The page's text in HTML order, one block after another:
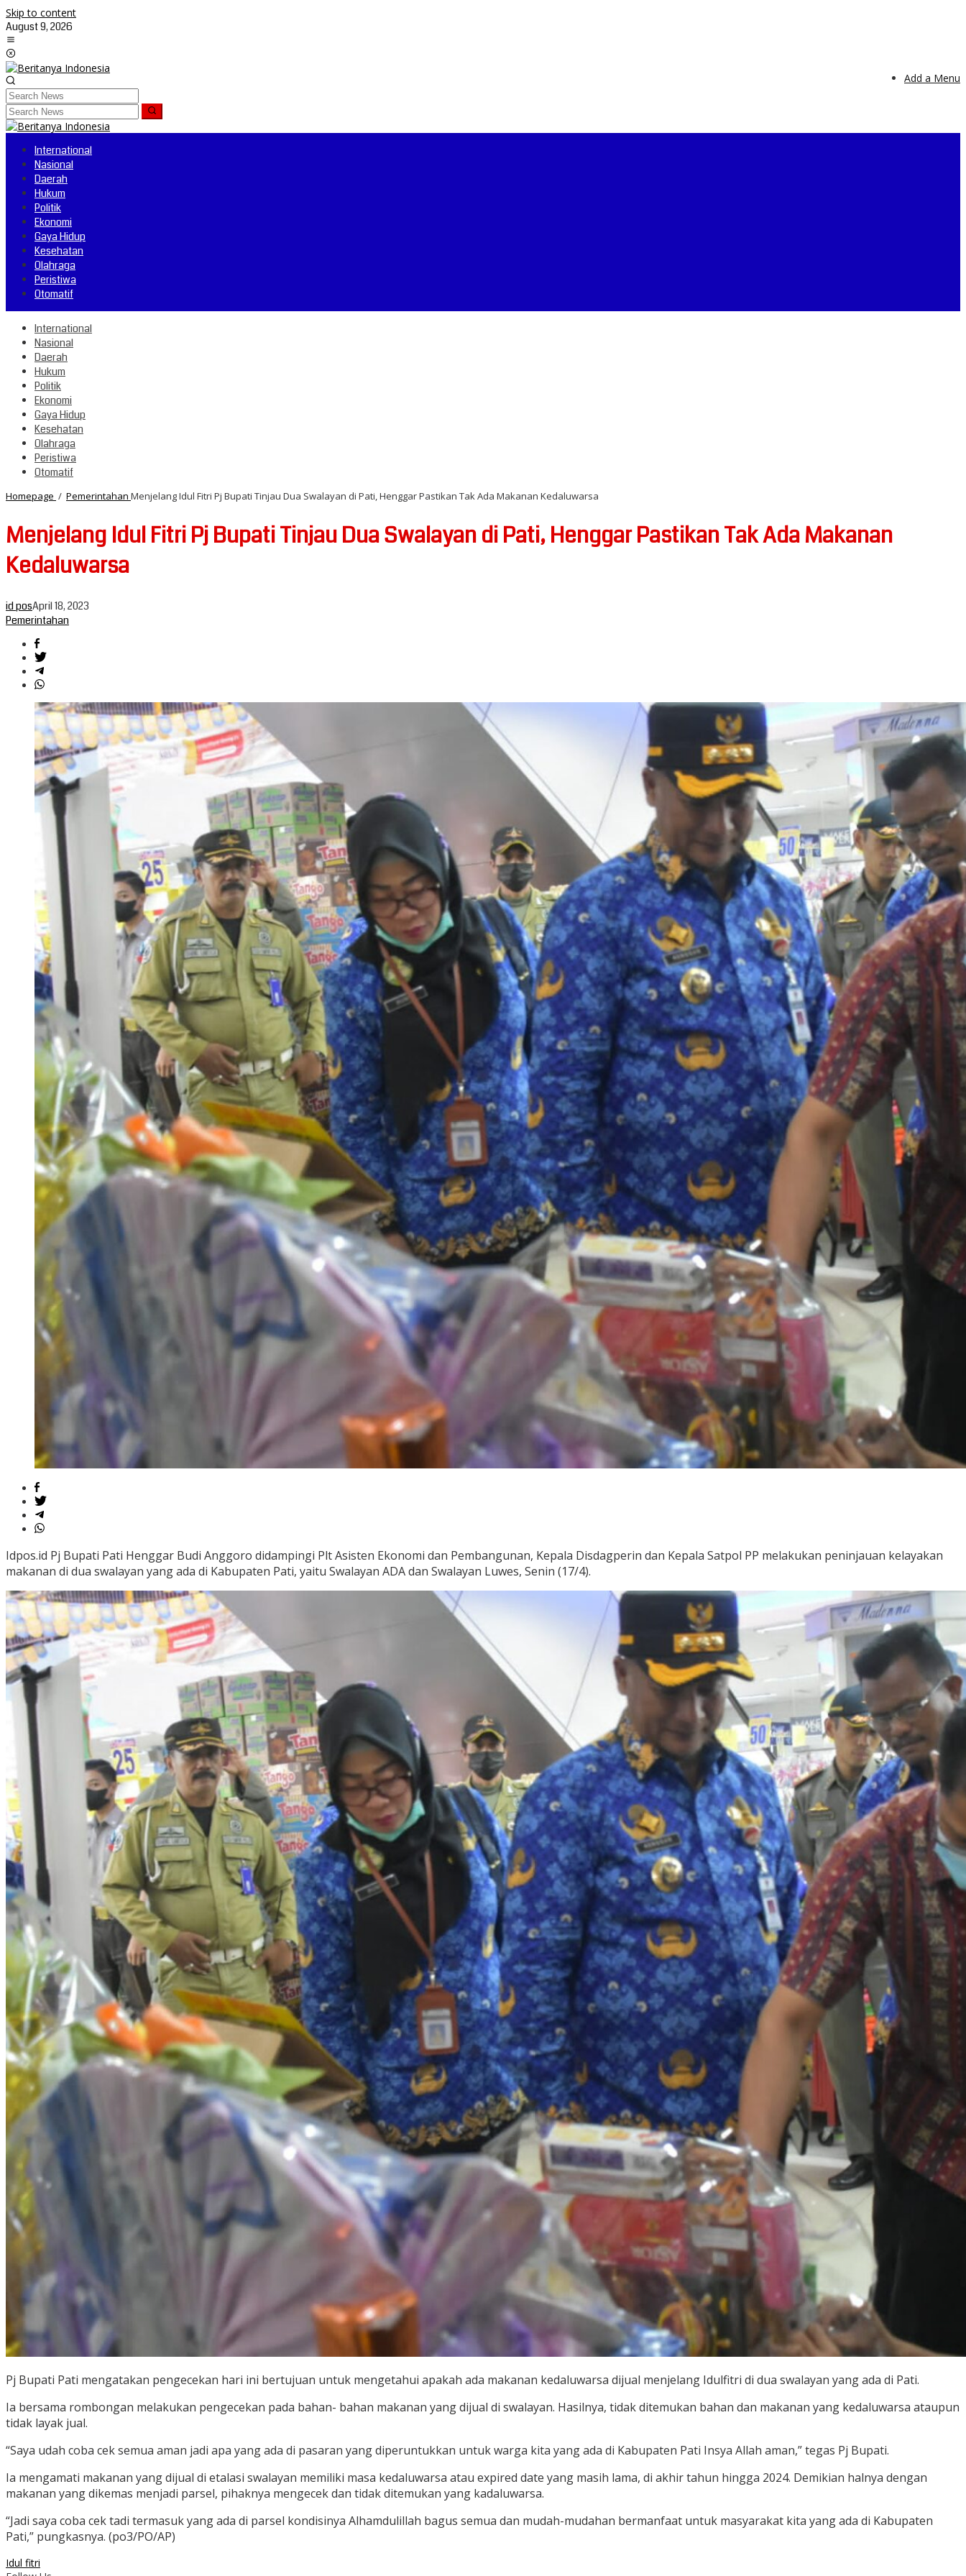
Skip to content
August 9, 2026
Add a Menu
International
Nasional
Daerah
Hukum
Politik
Ekonomi
Gaya Hidup
Kesehatan
Olahraga
Peristiwa
Otomatif
International
Nasional
Daerah
Hukum
Politik
Ekonomi
Gaya Hidup
Kesehatan
Olahraga
Peristiwa
Otomatif
Homepage / Pemerintahan Menjelang Idul Fitri Pj Bupati Tinjau Dua Swalayan di Pati, Henggar Pastikan Tak Ada Makanan Kedaluwarsa
Menjelang Idul Fitri Pj Bupati Tinjau Dua Swalayan di Pati, Henggar Pastikan Tak Ada Makanan
Kedaluwarsa
id posApril 18, 2023
Pemerintahan
Idpos.id Pj Bupati Pati Henggar Budi Anggoro didampingi Plt Asisten Ekonomi dan Pembangunan, Kepala Disdagperin dan Kepala Satpol PP melakukan peninjauan kelayakan
makanan di dua swalayan yang ada di Kabupaten Pati, yaitu Swalayan ADA dan Swalayan Luwes, Senin (17/4).
Pj Bupati Pati mengatakan pengecekan hari ini bertujuan untuk mengetahui apakah ada makanan kedaluwarsa dijual menjelang Idulfitri di dua swalayan yang ada di Pati.
Ia bersama rombongan melakukan pengecekan pada bahan- bahan makanan yang dijual di swalayan. Hasilnya, tidak ditemukan bahan dan makanan yang kedaluwarsa ataupun
tidak layak jual.
“Saya udah coba cek semua aman jadi apa yang ada di pasaran yang diperuntukkan untuk warga kita yang ada di Kabupaten Pati Insya Allah aman,” tegas Pj Bupati.
Ia mengamati makanan yang dijual di etalasi swalayan memiliki masa kedaluwarsa atau expired date yang masih lama, di akhir tahun hingga 2024. Demikian halnya dengan
makanan yang dikemas menjadi parsel, pihaknya mengecek dan tidak ditemukan yang kadaluwarsa.
“Jadi saya coba cek tadi termasuk yang ada di parsel kondisinya Alhamdulillah bagus semua dan mudah-mudahan bermanfaat untuk masyarakat kita yang ada di Kabupaten
Pati,” pungkasnya. (po3/PO/AP)
Idul fitri